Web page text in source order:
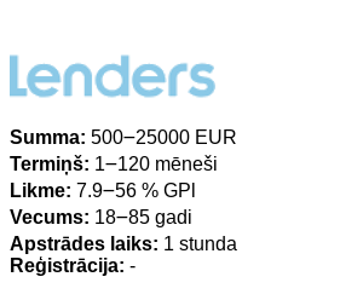
Summa: 500౼25000 EUR
Termiņš: 1౼120 mēneši
Likme: 7.9౼56 % GPl
Vecums: 18౼85 gadi
Apstrādes laiks: 1 stunda
Reģistrācija: -